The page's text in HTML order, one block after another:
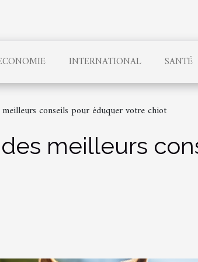
INTERNATIONAL SANTÉ
conseils pour éduquer votre chiot
des meilleurs